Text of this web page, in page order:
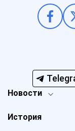
Новости
История